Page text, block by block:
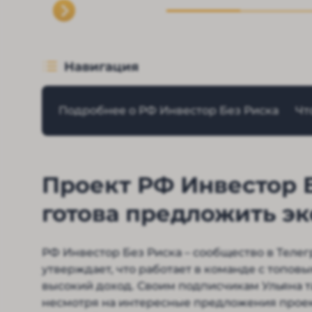
Навигация
Подробнее о РФ Инвестор Без Риска
Проект РФ Инвестор
готова предложить
РФ Инвестор Без Риска – сообщество в
утверждает, что работает в команде с
высокий доход. Своим подписчикам Ульяна
несмотря на интересные предложения